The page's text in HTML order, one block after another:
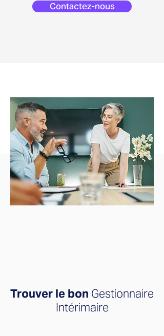
Contactez-nous
Trouver le bon Gestionnaire
Intérimaire